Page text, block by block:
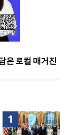
라·한국교회·다
은 로컬 매거진
·한국교회·다
미래를 향하
1